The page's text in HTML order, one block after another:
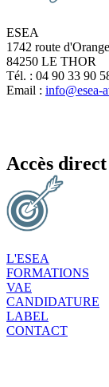
ESEA
1742 route d'Orange
84250 LE THOR
Tél. : 04 90 33 90
Email : info@esea-
Accès direct
L'ESEA
FORMATIONS
VAE
CANDIDATURE
LABEL
CONTACT